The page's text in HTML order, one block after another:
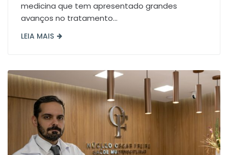
medicina que tem apresentado grandes
avanços no tratamento...
LEIA MAIS